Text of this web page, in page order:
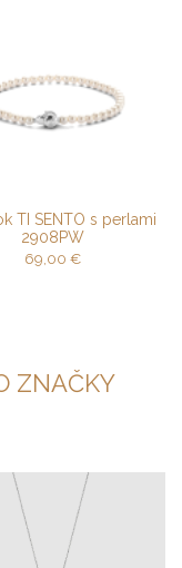
TI SENTO s perlami
2908PW
69,00 €
ZNAČKY